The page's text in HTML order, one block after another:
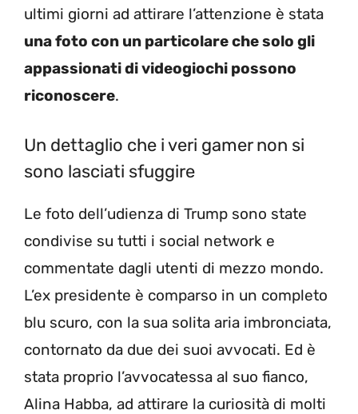
ultimi giorni ad attirare l’attenzione è stata
una foto con un particolare che solo gli
appassionati di videogiochi possono
riconoscere.
Un dettaglio che i veri gamer non si
sono lasciati sfuggire
Le foto dell’udienza di Trump sono state
condivise su tutti i social network e
commentate dagli utenti di mezzo mondo.
L’ex presidente è comparso in un completo
blu scuro, con la sua solita aria imbronciata,
contornato da due dei suoi avvocati. Ed è
stata proprio l’avvocatessa al suo fianco,
Alina Habba, ad attirare la curiosità di molti